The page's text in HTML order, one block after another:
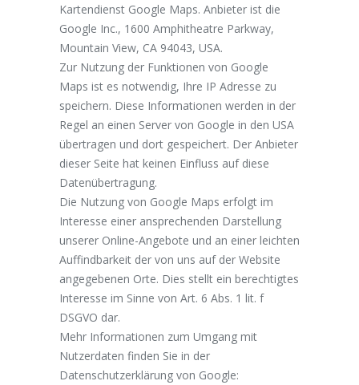
Kartendienst Google Maps. Anbieter ist die
Google Inc., 1600 Amphitheatre Parkway,
Mountain View, CA 94043, USA.
Zur Nutzung der Funktionen von Google
Maps ist es notwendig, Ihre IP Adresse zu
speichern. Diese Informationen werden in der
Regel an einen Server von Google in den USA
übertragen und dort gespeichert. Der Anbieter
dieser Seite hat keinen Einfluss auf diese
Datenübertragung.
Die Nutzung von Google Maps erfolgt im
Interesse einer ansprechenden Darstellung
unserer Online-Angebote und an einer leichten
Auffindbarkeit der von uns auf der Website
angegebenen Orte. Dies stellt ein berechtigtes
Interesse im Sinne von Art. 6 Abs. 1 lit. f
DSGVO dar.
Mehr Informationen zum Umgang mit
Nutzerdaten finden Sie in der
Datenschutzerklärung von Google: